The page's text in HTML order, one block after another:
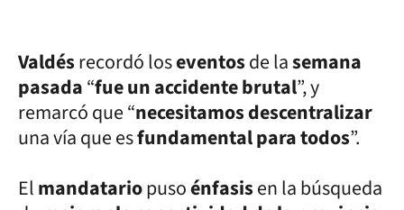
Valdésrecordó loseventosde lasemana
pasada“fue un accidente brutal”, y
remarcó que “necesitamos descentralizar
una vía que esfundamental para todos”.
Elmandatariopusoénfasisen la búsqueda